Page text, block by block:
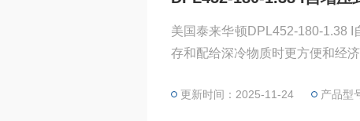
美国泰来华顿DPL452-180-1.38
存和配给深冷物质时更方便和经济
更新时间：2025-11-24 产品型号